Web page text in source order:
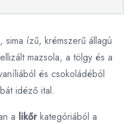
sima ízű, krémszerű állagú
mazsola, a tölgy és a
és csokoládéból
idéző ​​ital.
a likőrkategóriából a